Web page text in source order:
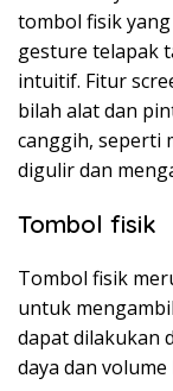
tombol fisik
gesture telapak
intuitif. Fitur
bilah alat dan
canggih, seperti
digulir dan
Tombol fisik
Tombol fisik
untuk
dapat dilakukan
daya dan